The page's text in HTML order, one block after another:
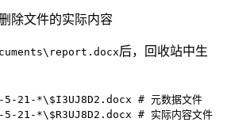
除文件的实际内容
后，回收站中生
21-*\$I3UJ8D2.docx # 元数据文件
*\$R3UJ8D2.docx # 实际内容文件